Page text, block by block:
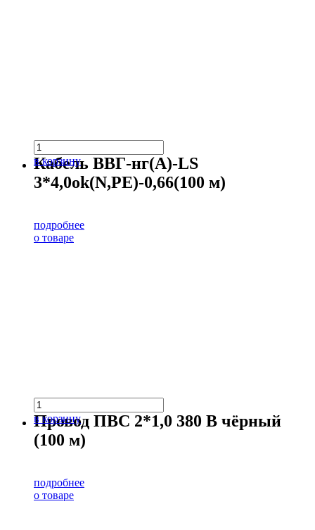
в корзину
Кабель ВВГ-нг(А)-LS
3*4,0ok(N,PE)-0,66(100 м)
подробнее
о товаре
в корзину
Провод ПВС 2*1,0 380 В чёрный
(100 м)
подробнее
о товаре